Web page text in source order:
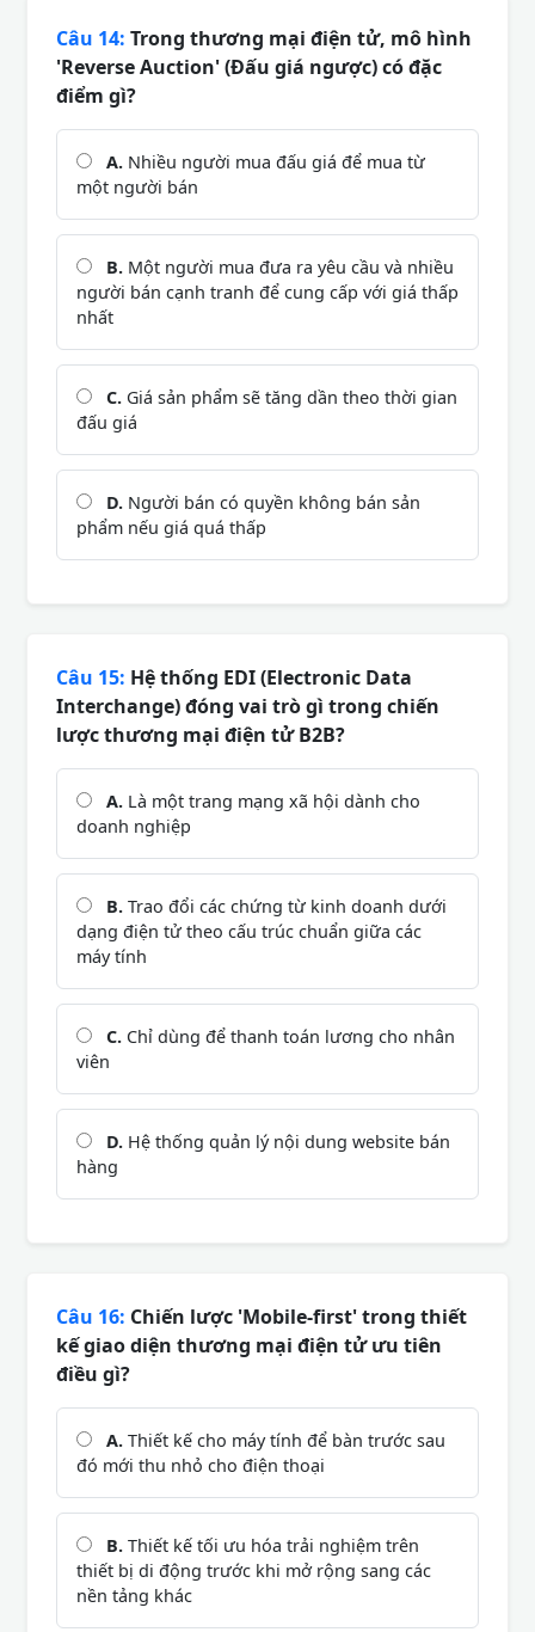
Câu 14: Trong thương mại điện tử, mô hình
'Reverse Auction' (Đấu giá ngược) có đặc
điểm gì?
A. Nhiều người mua đấu giá để mua từ
một người bán
B. Một người mua đưa ra yêu cầu và nhiều
người bán cạnh tranh để cung cấp với giá thấp
nhất
C. Giá sản phẩm sẽ tăng dần theo thời gian
đấu giá
D. Người bán có quyền không bán sản
phẩm nếu giá quá thấp
Câu 15: Hệ thống EDI (Electronic Data
Interchange) đóng vai trò gì trong chiến
lược thương mại điện tử B2B?
A. Là một trang mạng xã hội dành cho
doanh nghiệp
B. Trao đổi các chứng từ kinh doanh dưới
dạng điện tử theo cấu trúc chuẩn giữa các
máy tính
C. Chỉ dùng để thanh toán lương cho nhân
viên
D. Hệ thống quản lý nội dung website bán
hàng
Câu 16: Chiến lược 'Mobile-first' trong thiết
kế giao diện thương mại điện tử ưu tiên
điều gì?
A. Thiết kế cho máy tính để bàn trước sau
đó mới thu nhỏ cho điện thoại
B. Thiết kế tối ưu hóa trải nghiệm trên
thiết bị di động trước khi mở rộng sang các
nền tảng khác